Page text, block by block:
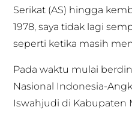
Serikat (AS) hingga
1978, saya tidak lagi
seperti ketika masih
Pada waktu mulai
Nasional Indonesia-
Iswahjudi di Kabupaten